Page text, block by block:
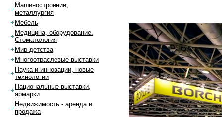
Машиностроение,
металлургия
Мебель
Медицина, оборудование.
Стоматология
Мир детства
Многоотраслевые выставки
Наука и инновации, новые
технологии
Национальные выставки,
ярмарки
Недвижимость - аренда и
продажа